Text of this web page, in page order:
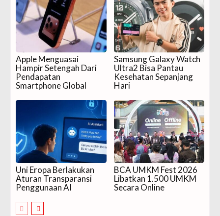
Apple Menguasai
Hampir Setengah Dari
Pendapatan
Smartphone Global
Samsung Galaxy Watch
Ultra2 Bisa Pantau
Kesehatan Sepanjang
Hari
Uni Eropa Berlakukan
Aturan Transparansi
Penggunaan AI
BCA UMKM Fest 2026
Libatkan 1.500 UMKM
Secara Online